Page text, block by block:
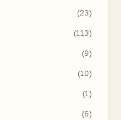
(23)
(113)
(9)
(10)
(1)
(6)